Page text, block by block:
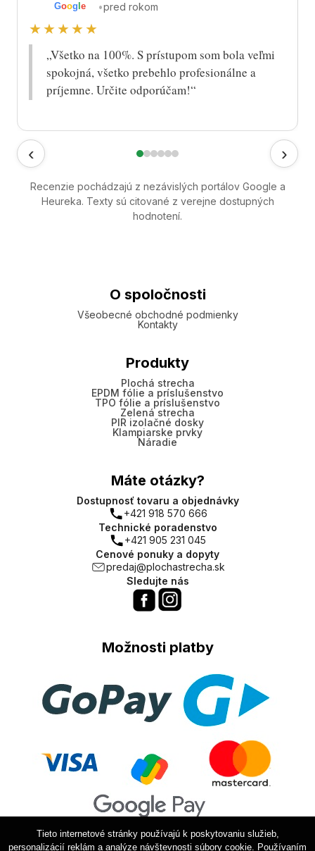
‹
Goog le •pred rokom
★★★★★
„Všetko na 100%. S prístupom som bola veľmi
spokojná, všetko prebehlo profesionálne a
príjemne. Určite odporúčam!“
›
Recenzie pochádzajú z nezávislých portálov Google a
Heureka. Texty sú citované z verejne dostupných
hodnotení.
O spoločnosti
Všeobecné obchodné podmienky
Kontakty
Produkty
Plochá strecha
EPDM fólie a príslušenstvo
TPO fólie a príslušenstvo
Zelená strecha
PIR izolačné dosky
Klampiarske prvky
Náradie
Máte otázky?
Dostupnosť tovaru a objednávky
+421 918 570 666
Technické poradenstvo
+421 905 231 045
Cenové ponuky a dopyty
predaj@plochastrecha.sk
Sledujte nás
Možnosti platby
Tieto internetové stránky používajú k poskytovaniu služieb,
personalizácií reklám a analýze návštevnosti súbory cookie. Používaním